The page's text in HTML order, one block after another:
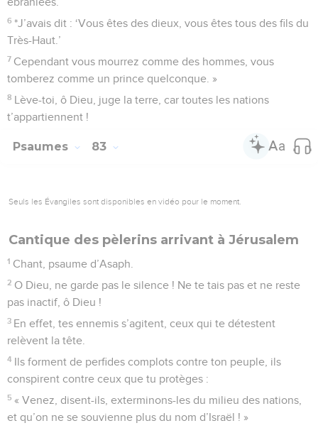
Dieu, garant de la justice pour tous
1 Au chef de chœur, sur la guitthith. D’Asaph.
2 Chantez avec allégresse vers Dieu, notre force, poussez
des cris de joie vers le Dieu de Jacob !
Entonnez un chant, faites résonner le tambourin, la harpe
mélodieuse et le luth !
Il en a fait une instruction pour Joseph, quand il s’est
attaqué à l’Egypte. J’entends un langage qui m’est inconnu :
7 « J’ai déchargé son épaule du fardeau, et ses mains ont
lâché la corbeille. »
8 Tu as crié dans la détresse, et je t’ai délivré ; je t’ai répondu
au cœur de l’orage, je t’ai mis à l’épreuve près des eaux de
Meriba. – Pause.
9 Ecoute, mon peuple, et je t’avertirai ! Israël, si seulement tu
m’écoutais !
10 Qu’il n’y ait au milieu de toi aucun autre dieu ! Ne te